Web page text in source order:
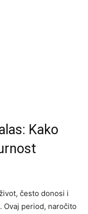
Kako
često donosi i
Ovaj period, naročito